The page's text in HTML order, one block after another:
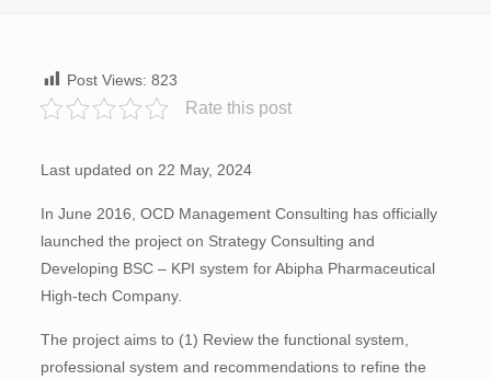
Post Views: 823
Rate this post
Last updated on 22 May, 2024
In June 2016, OCD Management Consulting has officially
launched the project on Strategy Consulting and
Developing BSC – KPI system for Abipha Pharmaceutical
High-tech Company.
The project aims to (1) Review the functional system,
professional system and recommendations to refine the